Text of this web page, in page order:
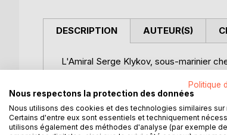
DESCRIPTION
L'Amiral Serge Klykov, sous-marinier
où règne la corruption. De plus, il n'a
Balayant ses scrupules, il s'engage
conception du devoir,pour tenter d'offrir
Il entraine avec lui ses proches et ses
AUTEUR(S)
Politique
Nous respectons la protection des données
Nous utilisons des cookies et des technologies similaires sur
Certains d'entre eux sont essentiels et techniquement
utilisons également des méthodes d'analyse (par exemple